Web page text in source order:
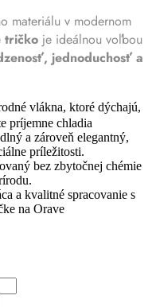
materiálu v modernom
tričko je ideálnou voľbou
jednoduchosť a
vlákna, ktoré dýchajú,
príjemne chladia
a zároveň elegantný,
príležitosti.
bez zbytočnej chémie
a kvalitné spracovanie s
na Orave